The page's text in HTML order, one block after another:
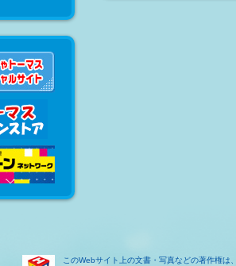
このWebサイト上の文書・写真などの著作権は